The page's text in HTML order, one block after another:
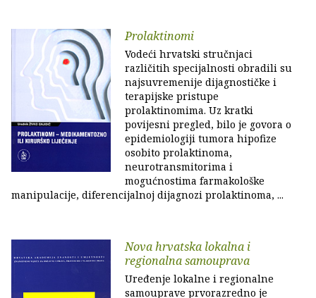
Prolaktinomi
Vodeći hrvatski stručnjaci
različitih specijalnosti obradili su
najsuvremenije dijagnostičke i
terapijske pristupe
prolaktinomima. Uz kratki
povijesni pregled, bilo je govora o
epidemiologiji tumora hipofize
osobito prolaktinoma,
neurotransmitorima i
mogućnostima farmakološke
manipulacije, diferencijalnoj dijagnozi prolaktinoma, ...
Nova hrvatska lokalna i
regionalna samouprava
Uređenje lokalne i regionalne
samouprave prvorazredno je